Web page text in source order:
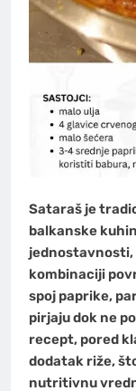
Sataraš je
balkanske
jednostavnosti,
kombinaciji
spoj paprike,
pirjaju dok ne
recept, pored
dodatak riže,
nutritivnu